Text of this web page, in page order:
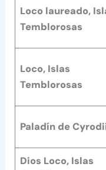
Loco laureado,
Temblorosas
Loco, Islas
Temblorosas
Paladín de
Dios Loco, Islas